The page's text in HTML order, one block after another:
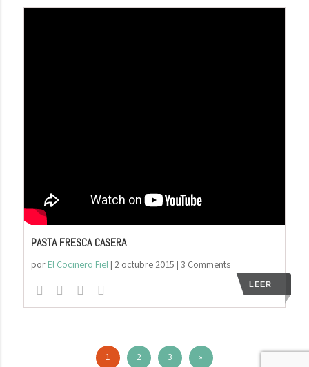
PASTA FRESCA CASERA
por El Cocinero Fiel| 2 octubre 2015 | 3 Comments
LEER
1 2 3 »